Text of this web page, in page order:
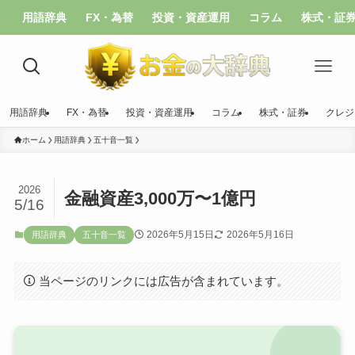
用語辞典 FX・為替 投資・資産運用 コラム 株式・証
用語辞典 FX・為替 投資・資産運用 コラム 株式・証券 クレ
ホーム 用語辞典 五十音一覧
金融資産3,000万〜1億円
2026
5/16
用語辞典 五十音一覧 2026年5月15日 2026年5月16日
当ページのリンクには広告が含まれています。